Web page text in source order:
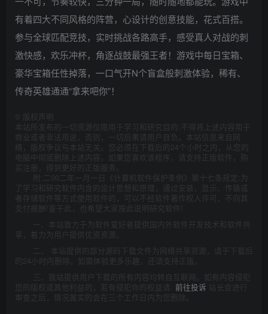
有着四大不同风格的阵营，心设计的创意技能，花式百搭。
参与全球匹配竞技，实时挑战各路高手，感受真人对战的刺
激快感，欢乐冲杯，角逐战鼓最强王者！游戏中每日宝箱、
豪华宝箱任性掉落，一口气开N个盲盒般刺激体验，稀有、
传奇英雄通通“拿来吧你”！
版权声明
本站所发布的一切资源仅限用于学习和研究目的;不得将上述内容用于
商业或者非法用途，否则，一切后果请用户自负。本站信息来自网
络，版权争议与本站无关。您必须在下载后的24个小时之内，从您的
电脑中彻底删除上述内容。如果您喜欢该程序，请支持正版软件，购
买注册，得到更好的正版服务。
附:二00二年一月一日《计算机软件保护条例》第十七条规定:为
了学习和研究软件内含的设计思想和原理，通过安装、显示、传输或
者存储软件等方式使用软件的，可以不经软件著作权人许可，不向其
支付报酬!鉴于此，也希望大家按此说明研究软件!
一、本站致力于为软件爱好者提供国内外软件开发技术和软件共
享，着力为用户提供优资资源。
二、 本站提供的部分源码下载文件为网络共享资源，请于下载后
的24小时内删除。如需体验更多乐趣，还请支持正版。
三、我站提供用户下载的所有内容均转自互联网。如有内容侵犯
您的版权或其他利益的，若有侵犯你的权益请: 前往投诉 站长会进行
审查之后，情况属实的会在三个工作日内为您删除。